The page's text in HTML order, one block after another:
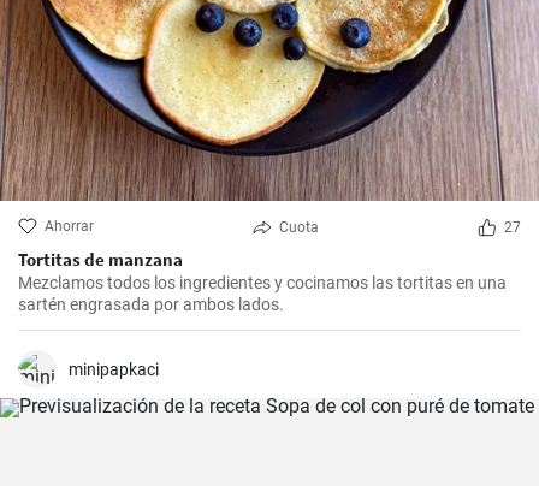
Ahorrar Cuota 27
Tortitas de manzana
Mezclamos todos los ingredientes y cocinamos las tortitas en una
sartén engrasada por ambos lados.
minipapkaci